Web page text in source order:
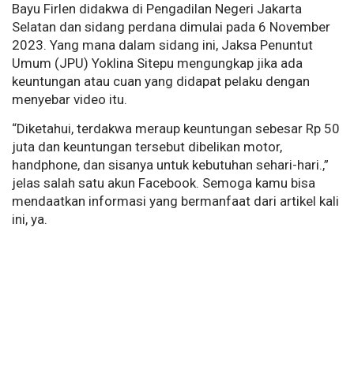
Bayu Firlen didakwa di Pengadilan Negeri Jakarta
Selatan dan sidang perdana dimulai pada 6 November
2023. Yang mana dalam sidang ini, Jaksa Penuntut
Umum (JPU) Yoklina Sitepu mengungkap jika ada
keuntungan atau cuan yang didapat pelaku dengan
menyebar video itu.
“Diketahui, terdakwa meraup keuntungan sebesar Rp 50
juta dan keuntungan tersebut dibelikan motor,
handphone, dan sisanya untuk kebutuhan sehari-hari.,”
jelas salah satu akun Facebook. Semoga kamu bisa
mendaatkan informasi yang bermanfaat dari artikel kali
ini, ya.